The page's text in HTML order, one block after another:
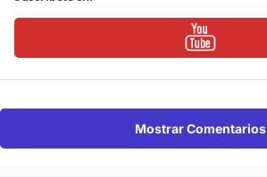
Mostrar Comentarios